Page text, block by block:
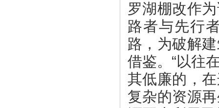
罗湖棚改作
路者与先行
路，为破解
借鉴。“以往
其低廉的，
复杂的资源